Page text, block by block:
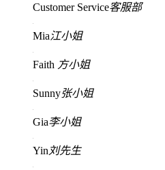
Customer Service客服部
Mia江小姐
Faith 方小姐
Sunny张小姐
Gia李小姐
Yin 刘先生